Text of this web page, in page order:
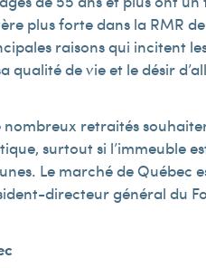
plus forte dans la RMR
raisons qui incitent
qualité de vie et le désir
retraités
surtout si l’immeuble
Le marché de
directeur général du